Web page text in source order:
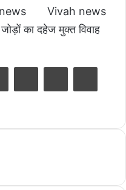
Vivah news
का दहेज मुक्त विवाह